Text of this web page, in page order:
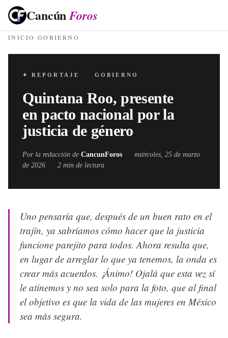
CancúnForos
INICIO· GOBIERNO
✦ REPORTAJE · GOBIERNO
Quintana Roo, presente
en pacto nacional por la
justicia de género
Por la redacción de CancunForos ·
miércoles, 25 de marzo
de 2026
· 2 min de lectura
Uno pensaría que, después de un buen rato en el
trajín, ya sabríamos cómo hacer que la justicia
funcione parejito para todos. Ahora resulta que,
en lugar de arreglar lo que ya tenemos, la onda es
crear más acuerdos. ¡Ánimo! Ojalá que esta vez sí
le atinemos y no sea solo para la foto, que al final
el objetivo es que la vida de las mujeres en México
sea más segura.